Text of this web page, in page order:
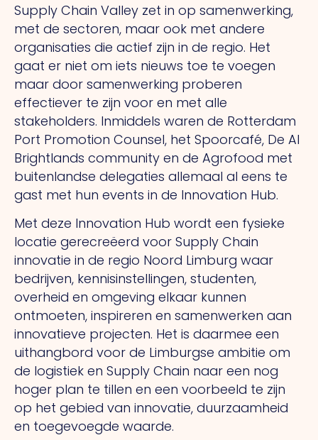
Supply Chain Valley zet in op samenwerking,
met de sectoren, maar ook met andere
organisaties die actief zijn in de regio. Het
gaat er niet om iets nieuws toe te voegen
maar door samenwerking proberen
effectiever te zijn voor en met alle
stakeholders. Inmiddels waren de Rotterdam
Port Promotion Counsel, het Spoorcafé, De AI
Brightlands community en de Agrofood met
buitenlandse delegaties allemaal al eens te
gast met hun events in de Innovation Hub.
Met deze Innovation Hub wordt een fysieke
locatie gerecreëerd voor Supply Chain
innovatie in de regio Noord Limburg waar
bedrijven, kennisinstellingen, studenten,
overheid en omgeving elkaar kunnen
ontmoeten, inspireren en samenwerken aan
innovatieve projecten. Het is daarmee een
uithangbord voor de Limburgse ambitie om
de logistiek en Supply Chain naar een nog
hoger plan te tillen en een voorbeeld te zijn
op het gebied van innovatie, duurzaamheid
en toegevoegde waarde.